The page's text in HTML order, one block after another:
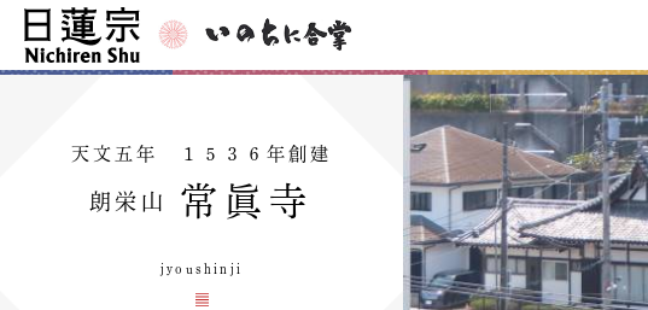
天文五年 １５３６年創建
朗栄山 常眞寺
jyoushinji